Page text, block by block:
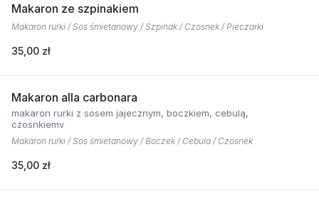
Makaron ze szpinakiem
Makaron rurki / Sos śmietanowy / Szpinak / Czosnek / Pieczarki
35,00 zł
Makaron alla carbonara
makaron rurki z sosem jajecznym, boczkiem, cebulą,
czosnkiemv
Makaron rurki / Sos śmietanowy / Boczek / Cebula / Czosnek
35,00 zł